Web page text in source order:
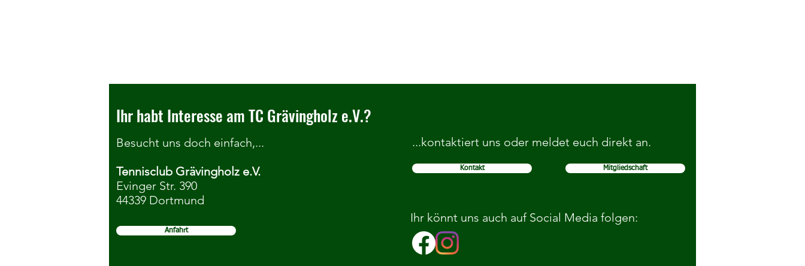
Seniorenkonkurrenzen der
DortmundOpen ziehen zum TC
Ihr habt Interesse am TC Grävingholz e.V.?
Besucht uns doch einfach,...
Tennisclub Grävingholz e.V.
Evinger Str. 390
44339 Dortmund
Anfahrt
...kontaktiert uns oder meldet euch direkt an.
Kontakt Mitgliedschaft
Ihr könnt uns auch auf Social Media folgen: